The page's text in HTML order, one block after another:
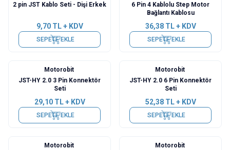
2 pin JST Kablo Seti - Dişi Erkek
9,70TL + KDV
SEPETE EKLE
6 Pin 4 Kablolu Step Motor
Bağlantı Kablosu
36,38TL + KDV
SEPETE EKLE
Motorobit
JST-HY 2.0 3 Pin Konnektör
Seti
29,10TL + KDV
SEPETE EKLE
Motorobit
JST-HY 2.0 6 Pin Konnektör
Seti
52,38TL + KDV
SEPETE EKLE
Motorobit
Motorobit